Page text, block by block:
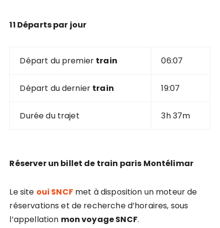
11 Départs par jour
Départ du premier train 06:07
Départ du dernier train 19:07
Durée du trajet 3h 37m
Réserver un billet de train paris Montélimar
Le site oui SNCFmet à disposition un moteur de
réservations et de recherche d’horaires, sous
l’appellation mon voyage SNCF.